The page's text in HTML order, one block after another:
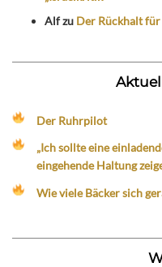
Alfzu Der Rückhalt
Der Ruhrpilot
„Ich sollte eine
eingehende Haltung
Wie viele Bäcker sich